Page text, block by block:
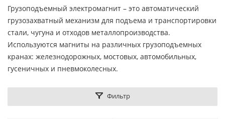
Грузоподъемный электромагнит – это автоматический
грузозахватный механизм для подъема и транспортировки
стали, чугуна и отходов металлопроизводства.
Используются магниты на различных грузоподъемных
кранах: железнодорожных, мостовых, автомобильных,
гусеничных и пневмоколесных.
Фильтр